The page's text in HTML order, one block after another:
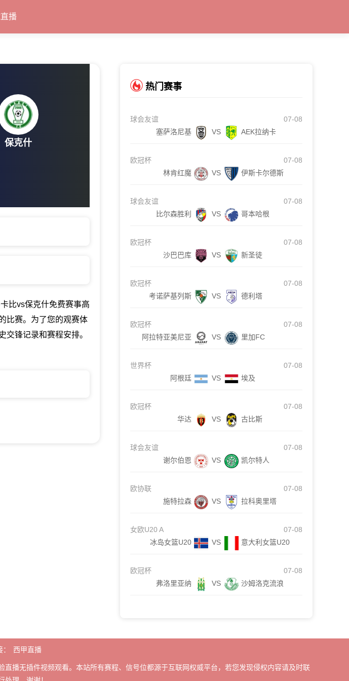
播
保克什
比vs保克什免费赛事高
比赛。为了您的观赛体
锋记录和赛程安排。
热门赛事
球会友谊
07-08
塞萨洛尼基
VS AEK拉纳卡
欧冠杯
07-08
林肯红魔
VS 伊斯卡尔德斯
球会友谊
07-08
比尔森胜利
VS 哥本哈根
欧冠杯
07-08
沙巴巴库
VS 新圣徒
欧冠杯
07-08
考诺萨基列斯
VS 德利塔
欧冠杯
07-08
阿拉特亚美尼亚
VS 里加FC
世界杯
07-08
阿根廷
VS 埃及
欧冠杯
07-08
华达
VS 古比斯
球会友谊
07-08
谢尔伯恩
VS 凯尔特人
欧协联
07-08
施特拉森
VS 拉科奥里塔
女欧U20 A
07-08
冰岛女篮U20
VS 意大利女篮U20
欧冠杯
07-08
弗洛里亚纳
VS 沙姆洛克流浪
： 西甲直播
播无插件视频观看。本站所有赛程、信号位都源于互联网权威平台，若您发现侵权内容请及时联